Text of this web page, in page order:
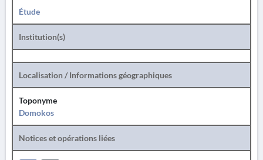
Étude
Institution(s)
Localisation / Informations géographiques
Toponyme
Domokos
Notices et opérations liées